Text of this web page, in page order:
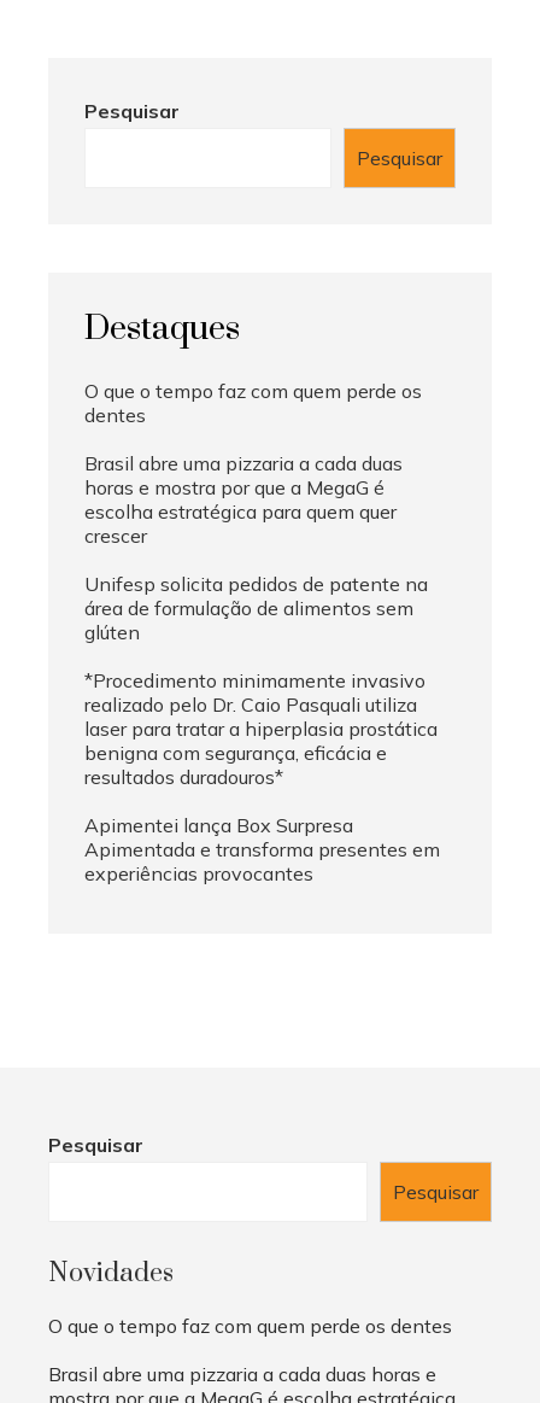
Pesquisar
Pesquisar
Destaques
O que o tempo faz com quem perde os
dentes
Brasil abre uma pizzaria a cada duas
horas e mostra por que a MegaG é
escolha estratégica para quem quer
crescer
Unifesp solicita pedidos de patente na
área de formulação de alimentos sem
glúten
*Procedimento minimamente invasivo
realizado pelo Dr. Caio Pasquali utiliza
laser para tratar a hiperplasia prostática
benigna com segurança, eficácia e
resultados duradouros*
Apimentei lança Box Surpresa
Apimentada e transforma presentes em
experiências provocantes
Pesquisar
Pesquisar
Novidades
O que o tempo faz com quem perde os dentes
Brasil abre uma pizzaria a cada duas horas e
mostra por que a MegaG é escolha estratégica